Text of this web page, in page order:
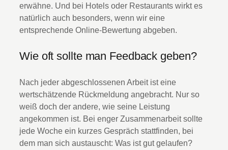
erwähne. Und bei Hotels oder Restaurants wirkt es
natürlich auch besonders, wenn wir eine
entsprechende Online-Bewertung abgeben.
Wie oft sollte man Feedback geben?
Nach jeder abgeschlossenen Arbeit ist eine
wertschätzende Rückmeldung angebracht. Nur so
weiß doch der andere, wie seine Leistung
angekommen ist. Bei enger Zusammenarbeit sollte
jede Woche ein kurzes Gespräch stattfinden, bei
dem man sich austauscht: Was ist gut gelaufen?